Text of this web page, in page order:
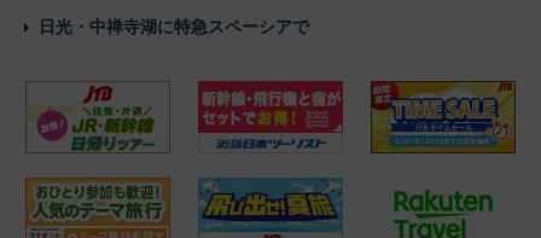
日光・中禅寺湖に特急スペーシアで